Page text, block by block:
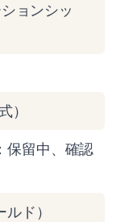
ョンシッ
）
保留中、確認
ド）